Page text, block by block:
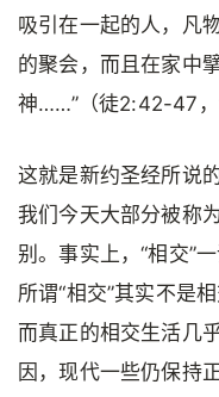
吸引在一起的人，凡
的聚会，而且在家中
神……”（徒2:42-47，
这就是新约圣经所说
我们今天大部分被称
别。事实上，“相交”
所谓“相交”其实不是
而真正的相交生活几
因，现代一些仍保持